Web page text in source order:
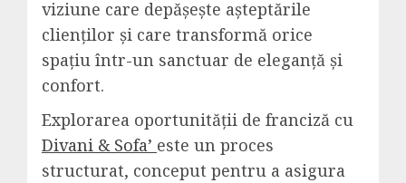
viziune care depășește așteptările
clienților și care transformă orice
spațiu într-un sanctuar de eleganță și
confort.
Explorarea oportunității de franciză cu
Divani & Sofa’ este un proces
structurat, conceput pentru a asigura